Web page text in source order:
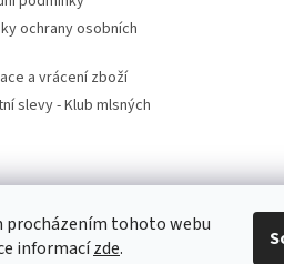
procházením tohoto webu
informacízde.
ochrany osobních
a vrácení zboží
slevy - Klub mlsných